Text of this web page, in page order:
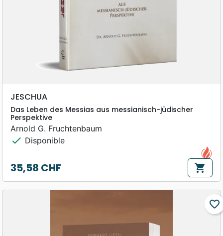
JESCHUA
Das Leben des Messias aus messianisch-jüdischer
Perspektive
Arnold G. Fruchtenbaum
check Disponible
Prix
35,58 CHF shopping_cart
favorite_border